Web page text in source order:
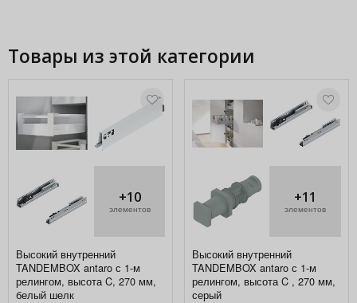
Товары из этой категории
+10
элементов
Высокий внутренний
TANDEMBOX antaro с 1-м
релингом, высота C, 270 мм,
белый шелк
+11
элементов
Высокий внутренний
TANDEMBOX antaro с 1-м
релингом, высота C , 270 мм,
серый